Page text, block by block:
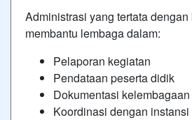
Administrasi yang tertata dengan
membantu lembaga dalam:
Pelaporan kegiatan
Pendataan peserta didik
Dokumentasi kelembagaan
Koordinasi dengan instansi